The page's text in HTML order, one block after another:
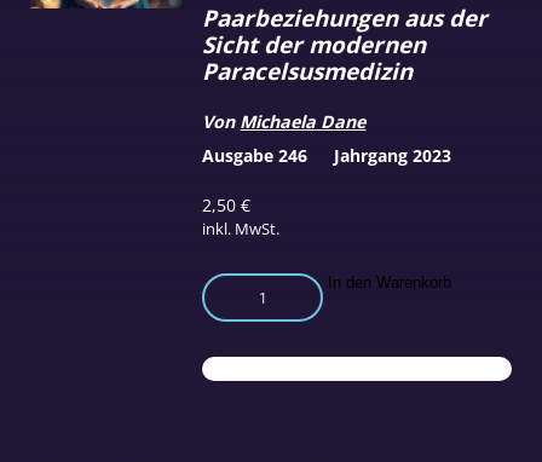
2,50€
inkl. MwSt.
Paarbeziehungen aus der
Sicht der modernen
Paracelsusmedizin
Von Michaela Dane
Alchemie
der
Menge
In den Warenkorb
Ausgabe 246 Jahrgang 2023